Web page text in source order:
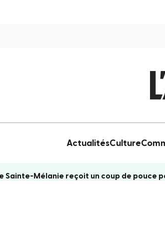
ActualitésCulture
Sainte-Mélanie reçoit un coup de pouce